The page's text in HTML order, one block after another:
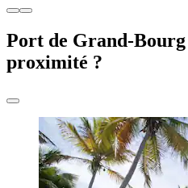
Port de Grand-
proximité ?